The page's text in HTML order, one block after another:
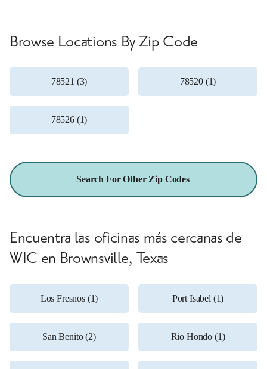
Browse Locations By Zip Code
78521 (3) 78520 (1)
78526 (1)
Search For Other Zip Codes
Encuentra las oficinas más cercanas de
WIC en Brownsville, Texas
Los Fresnos (1) Port Isabel (1)
San Benito (2) Rio Hondo (1)